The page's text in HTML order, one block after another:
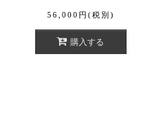
56,000 円 (税別)
購入する